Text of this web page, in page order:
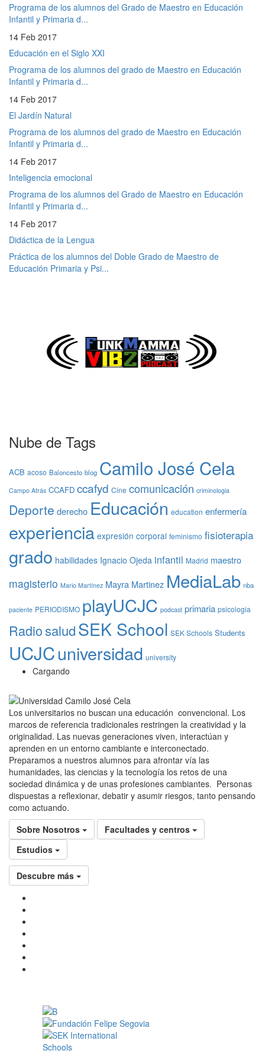
Programa de los alumnos del Grado de Maestro en Educación
Infantil y Primaria d...
14 Feb 2017
Educación en el Siglo XXI
Programa de los alumnos del grado de Maestro en Educación
Infantil y Primaria d...
14 Feb 2017
El Jardín Natural
Programa de los alumnos del grado de Maestro en Educación
Infantil y Primaria d...
14 Feb 2017
Inteligencia emocional
Programa de los alumnos del Grado de Maestro en Educación
Infantil y Primaria d...
14 Feb 2017
Didáctica de la Lengua
Práctica de los alumnos del Doble Grado de Maestro de
Educación Primaria y Psi...
Nube de Tags
ACB acoso Baloncesto blog Camilo José Cela
Campo Atrás CCAFD ccafyd Cine comunicación criminologia
Deporte derecho Educación education enfermería
experiencia expresión corporal feminismo fisioterapia
grado habilidades Ignacio Ojeda infantil Madrid maestro
magisterio Mario Martínez Mayra Martinez MediaLab nba
paciente PERIODISMO playUCJC podcast primaria psicologia
RadiosaludSEK School SEK Schools Students
UCJCuniversidad university
Cargando
Los universitarios no buscan una educación convencional. Los
marcos de referencia tradicionales restringen la creatividad y la
originalidad. Las nuevas generaciones viven, interactúan y
aprenden en un entorno cambiante e interconectado.
Preparamos a nuestros alumnos para afrontar vía las
humanidades, las ciencias y la tecnología los retos de una
sociedad dinámica y de unas profesiones cambiantes. Personas
dispuestas a reflexionar, debatir y asumir riesgos, tanto pensando
como actuando.
Sobre Nosotros
Facultades y centros
Estudios
Descubre más